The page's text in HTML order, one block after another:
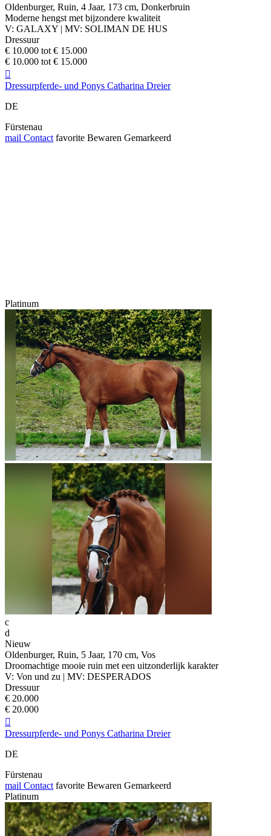
Oldenburger, Ruin, 4 Jaar, 173 cm, Donkerbruin
Moderne hengst met bijzondere kwaliteit
V: GALAXY | MV: SOLIMAN DE HUS
Dressuur
€ 10.000 tot € 15.000
€ 10.000 tot € 15.000

Dressurpferde- und Ponys Catharina Dreier
DE
Fürstenau
mail Contact favorite Bewaren Gemarkeerd
Platinum
c
d
Nieuw
Oldenburger, Ruin, 5 Jaar, 170 cm, Vos
Droomachtige mooie ruin met een uitzonderlijk karakter
V: Von und zu | MV: DESPERADOS
Dressuur
€ 20.000
€ 20.000

Dressurpferde- und Ponys Catharina Dreier
DE
Fürstenau
mail Contact favorite Bewaren Gemarkeerd
Platinum